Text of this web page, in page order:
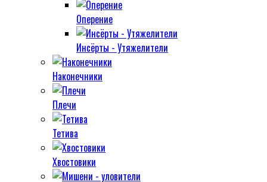
Оперение
Инсёрты - Утяжелители
Наконечники
Плечи
Тетива
Хвостовики